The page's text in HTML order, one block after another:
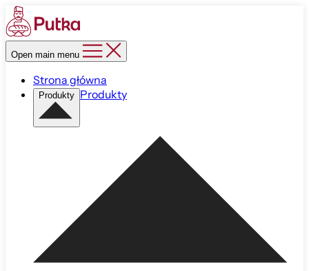
Open main menu
Strona główna
Produkty Produkty